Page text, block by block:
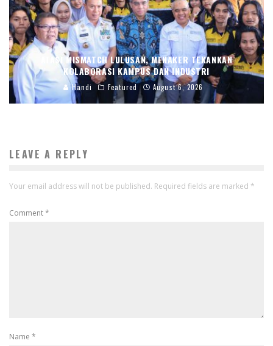
ATASI MISMATCH LULUSAN, MENAKER TEKANKAN
KOLABORASI KAMPUS DAN INDUSTRI
Handi Featured August 6, 2026
LEAVE A REPLY
Your email address will not be published. Required fields are marked *
Comment*
Name *